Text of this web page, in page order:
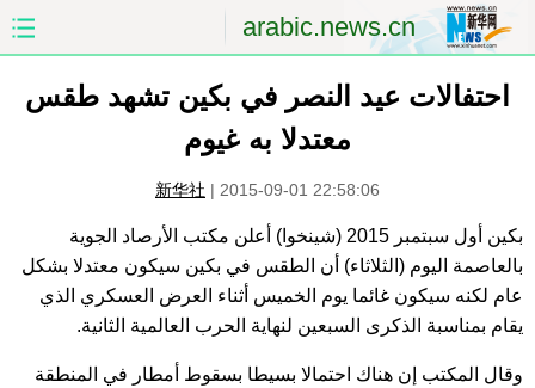
arabic.news.cn
الصين الصفحة الأولى
الشرق الأوسط
العلوم والصحة الثقافة والتعليم
الرياضة السياحة والبيئة
احتفالات عيد النصر في بكين تشهد طقس
معتدلا به غيوم
新华社 | 2015-09-01 22:58:06
بكين أول سبتمبر 2015 (شينخوا) أعلن مكتب الأرصاد الجوية
بالعاصمة اليوم (الثلاثاء) أن الطقس في بكين سيكون معتدلا بشكل
عام لكنه سيكون غائما يوم الخميس أثناء العرض العسكري الذي
يقام بمناسبة الذكرى السبعين لنهاية الحرب العالمية الثانية.
وقال المكتب إن هناك احتمالا بسيطا بسقوط أمطار في المنطقة